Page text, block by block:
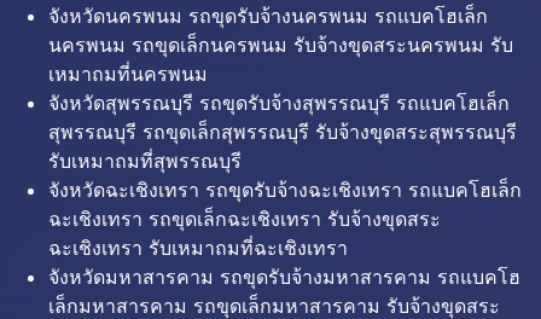
จังหวัดนครพนม รถขุดรับจ้างนครพนม รถแบคโฮเล็ก
นครพนม รถขุดเล็กนครพนม รับจ้างขุดสระนครพนม รับ
เหมาถมที่นครพนม
จังหวัดสุพรรณบุรี รถขุดรับจ้างสุพรรณบุรี รถแบคโฮเล็ก
สุพรรณบุรี รถขุดเล็กสุพรรณบุรี รับจ้างขุดสระสุพรรณบุรี
รับเหมาถมที่สุพรรณบุรี
จังหวัดฉะเชิงเทรา รถขุดรับจ้างฉะเชิงเทรา รถแบคโฮเล็ก
ฉะเชิงเทรา รถขุดเล็กฉะเชิงเทรา รับจ้างขุดสระ
ฉะเชิงเทรา รับเหมาถมที่ฉะเชิงเทรา
จังหวัดมหาสารคาม รถขุดรับจ้างมหาสารคาม รถแบคโฮ
เล็กมหาสารคาม รถขุดเล็กมหาสารคาม รับจ้างขุดสระ